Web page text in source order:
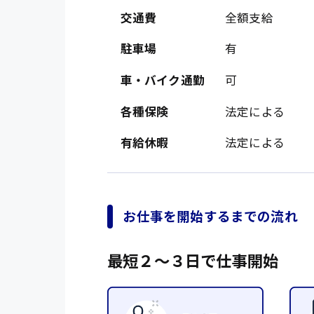
医療事務
IT・クリエイティブ系
DTPオペレーター
システムエンジニア
接客
愛知県
千葉県
鳥取県
時給1300円〜
時給1400円〜
交通費 全額支給
駐車場 有
車・バイク通勤 可
各種保険 法定による
有給休暇 法定による
お仕事を開始するまでの流れ
最短２〜３日で仕事開始